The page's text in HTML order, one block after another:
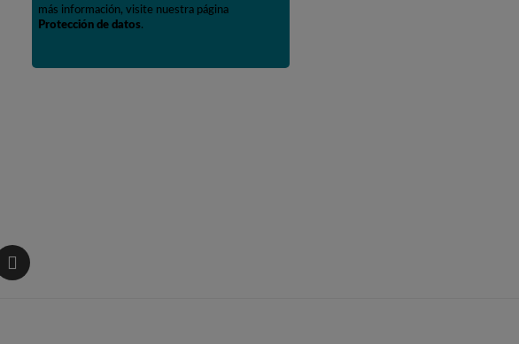
más información, visite nuestra página
Protección de datos.